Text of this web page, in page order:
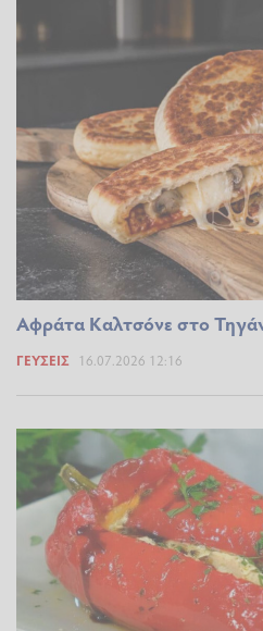
Αφράτα Καλτσόνε στο
ΓΕΎΣΕΙΣ 16.07.2026 12:16